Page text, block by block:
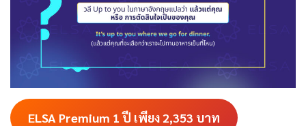
ELSA Premium 1 ปี เพียง 2,353 บาท